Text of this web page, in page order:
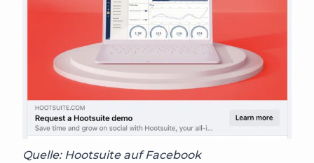
Quelle: Hootsuite auf Facebook